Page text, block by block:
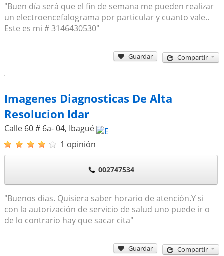
"Buen día será que el fin de semana me pueden realizar
un electroencefalograma por particular y cuanto vale..
Este es mi # 3146430530"
Guardar Compartir
Imagenes Diagnosticas De Alta
Resolucion Idar
Calle 60 # 6a- 04, Ibagué
1 opinión
002747534
"Buenos dias. Quisiera saber horario de atención.Y si
con la autorización de servicio de salud uno puede ir o
de lo contrario hay que sacar cita"
Guardar Compartir